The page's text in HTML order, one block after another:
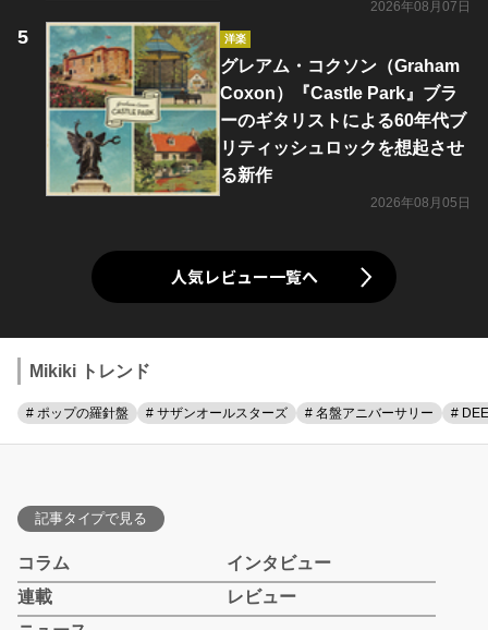
2026年08月07日
洋楽
グレアム・コクソン（Graham
Coxon）『Castle Park』ブラ
ーのギタリストによる60年代ブ
リティッシュロックを想起させ
る新作
2026年08月05日
人気レビュー一覧へ
Mikiki トレンド
# ポップの羅針盤 # サザンオールスターズ # 名盤アニバーサリー #
記事タイプで見る
コラム
インタビュー
連載
レビュー